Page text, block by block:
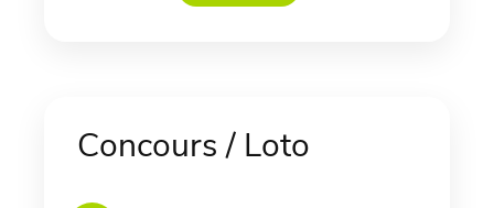
Concours / Loto